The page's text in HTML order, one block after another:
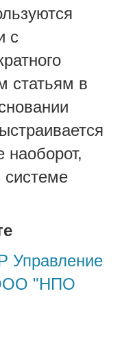
с
статьям в
наоборот,
системе
Управление
"НПО